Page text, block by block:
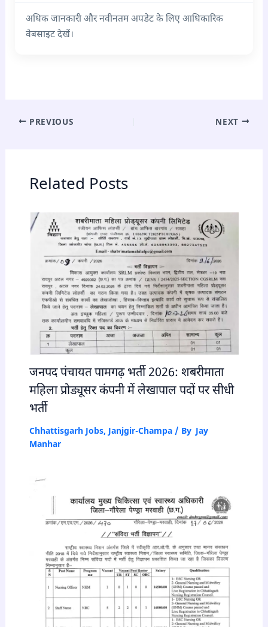
अधिक जानकारी और नवीनतम अपडेट के लिए आधिकारिक
वेबसाइट देखें।
PREVIOUS NEXT
Related Posts
जनपद पंचायत पामगढ़ भर्ती 2026: शबरीमाता
महिला प्रोड्यूसर कंपनी में लेखापाल पदों पर सीधी
भर्ती
Chhattisgarh Jobs, Janjgir-Champa/ By Jay
Manhar